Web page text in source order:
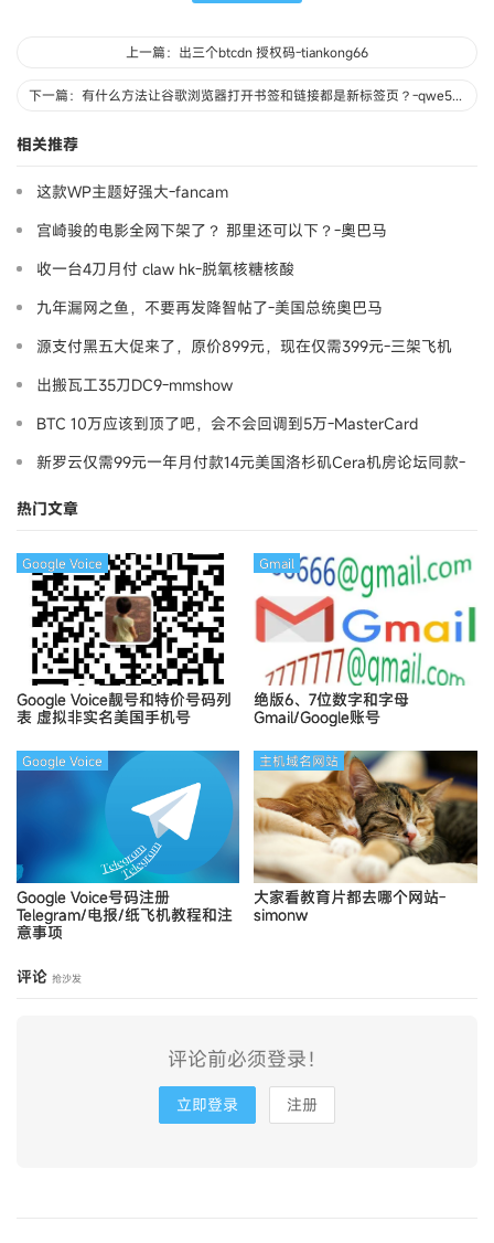
上一篇：出三个btcdn 授权码-tiankong66
下一篇：有什么方法让谷歌浏览器打开书签和链接都是新标签页？-qwe520
相关推荐
这款WP主题好强大-fancam
宫崎骏的电影全网下架了？ 那里还可以下？-奧巴马
收一台4刀月付 claw hk-脱氧核糖核酸
九年漏网之鱼，不要再发降智帖了-美国总统奥巴马
源支付黑五大促来了，原价899元，现在仅需399元-三架飞机
出搬瓦工35刀DC9-mmshow
BTC 10万应该到顶了吧，会不会回调到5万-MasterCard
新罗云仅需99元一年月付款14元美国洛杉矶Cera机房论坛同款-
热门文章
Google Voice靓号和特价号码列
表 虚拟非实名美国手机号
Google Voice
绝版6、7位数字和字母
Gmail/Google账号
Gmail
Google Voice号码注册
Telegram/电报/纸飞机教程和注
意事项
Google Voice
大家看教育片都去哪个网站-
simonw
主机域名网站
评论 抢沙发
评论前必须登录！
立即登录 注册